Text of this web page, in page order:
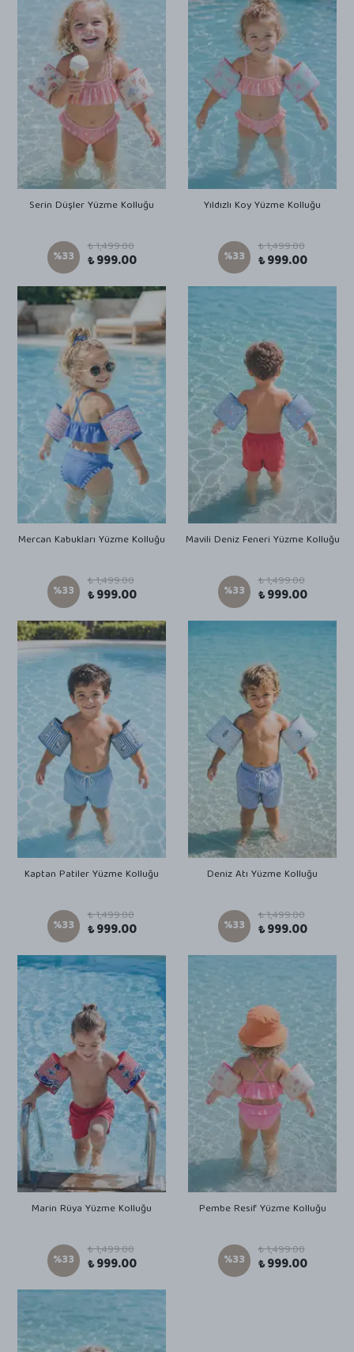
Serin Düşler Yüzme Kolluğu
%33
₺ 1,499.00
₺ 999.00
Yıldızlı Koy Yüzme Kolluğu
%33
₺ 1,499.00
₺ 999.00
Mercan Kabukları Yüzme Kolluğu
%33
₺ 1,499.00
₺ 999.00
Mavili Deniz Feneri Yüzme Kolluğu
%33
₺ 1,499.00
₺ 999.00
Kaptan Patiler Yüzme Kolluğu
%33
₺ 1,499.00
₺ 999.00
Deniz Atı Yüzme Kolluğu
%33
₺ 1,499.00
₺ 999.00
Marin Rüya Yüzme Kolluğu
%33
₺ 1,499.00
₺ 999.00
Pembe Resif Yüzme Kolluğu
%33
₺ 1,499.00
₺ 999.00